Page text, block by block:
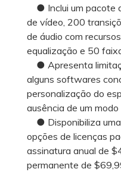
● Inclui um pacote
de vídeo, 200
de áudio com
equalização e 50
● Apresenta
alguns softwares
personalização do
ausência de um modo
● Disponibiliza
opções de licenças
assinatura anual de
permanente de